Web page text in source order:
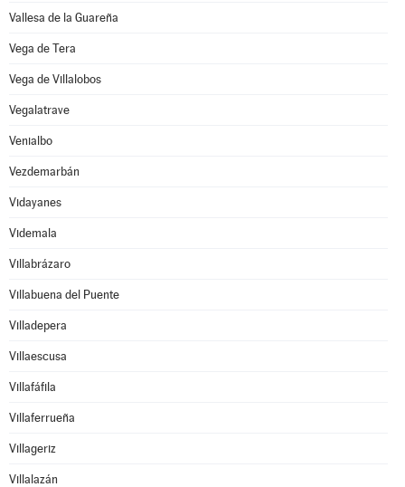
Vallesa de la Guareña
Vega de Tera
Vega de Villalobos
Vegalatrave
Venialbo
Vezdemarbán
Vidayanes
Videmala
Villabrázaro
Villabuena del Puente
Villadepera
Villaescusa
Villafáfila
Villaferrueña
Villageriz
Villalazán